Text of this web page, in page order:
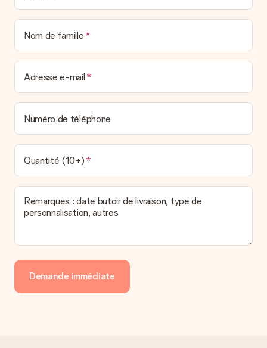
Nom de famille
Adresse e-mail
Numéro de téléphone
Quantité (10+)
Remarques : date butoir de livraison, type de
personnalisation, autres
Demande immédiate